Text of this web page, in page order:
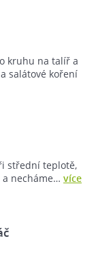
kruhu na talíř a
salátové koření
střední teplotě,
necháme… více